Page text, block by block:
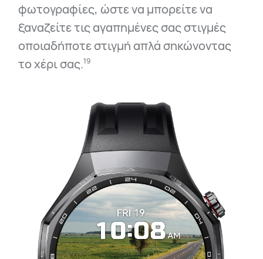
φωτογραφίες, ώστε να μπορείτε να
ξαναζείτε τις αγαπημένες σας στιγμές
οποιαδήποτε στιγμή απλά σηκώνοντας
το χέρι σας.⁠19